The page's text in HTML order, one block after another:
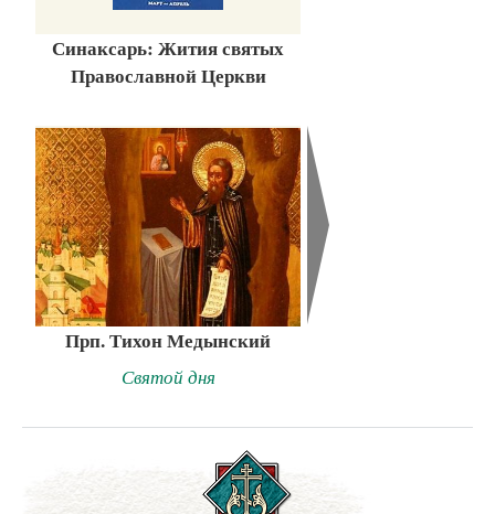
Синаксарь: Жития святых
Православной Церкви
Прп. Тихон Медынский
Святой дня